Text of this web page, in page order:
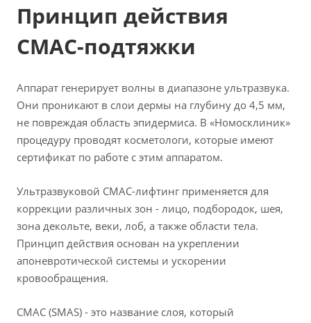
Принцип действия
СМАС-подтяжки
Аппарат генерирует волны в диапазоне ультразвука.
Они проникают в слои дермы на глубину до 4,5 мм,
не повреждая область эпидермиса. В «Номосклиник»
процедуру проводят косметологи, которые имеют
сертификат по работе с этим аппаратом.
Ультразвуковой СМАС-лифтинг применяется для
коррекции различных зон - лицо, подбородок, шея,
зона декольте, веки, лоб, а также области тела.
Принцип действия основан на укреплении
апоневротической системы и ускорении
кровообращения.
СМАС (SMAS) - это название слоя, который